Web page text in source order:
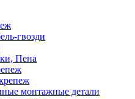
гвозди
Пена
монтажные детали